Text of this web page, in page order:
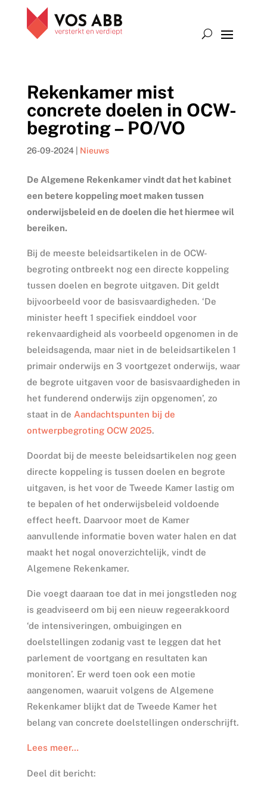
Rekenkamer mist
concrete doelen in OCW-
begroting – PO/VO
26-09-2024| Nieuws
De Algemene Rekenkamer vindt dat het kabinet
een betere koppeling moet maken tussen
onderwijsbeleid en de doelen die het hiermee wil
bereiken.
Bij de meeste beleidsartikelen in de OCW-
begroting ontbreekt nog een directe koppeling
tussen doelen en begrote uitgaven. Dit geldt
bijvoorbeeld voor de basisvaardigheden. ‘De
minister heeft 1 specifiek einddoel voor
rekenvaardigheid als voorbeeld opgenomen in de
beleidsagenda, maar niet in de beleidsartikelen 1
primair onderwijs en 3 voortgezet onderwijs, waar
de begrote uitgaven voor de basisvaardigheden in
het funderend onderwijs zijn opgenomen’, zo
staat in de Aandachtspunten bij de
ontwerpbegroting OCW 2025.
Doordat bij de meeste beleidsartikelen nog geen
directe koppeling is tussen doelen en begrote
uitgaven, is het voor de Tweede Kamer lastig om
te bepalen of het onderwijsbeleid voldoende
effect heeft. Daarvoor moet de Kamer
aanvullende informatie boven water halen en dat
maakt het nogal onoverzichtelijk, vindt de
Algemene Rekenkamer.
Die voegt daaraan toe dat in mei jongstleden nog
is geadviseerd om bij een nieuw regeerakkoord
‘de intensiveringen, ombuigingen en
doelstellingen zodanig vast te leggen dat het
parlement de voortgang en resultaten kan
monitoren’. Er werd toen ook een motie
aangenomen, waaruit volgens de Algemene
Rekenkamer blijkt dat de Tweede Kamer het
belang van concrete doelstellingen onderschrijft.
Lees meer…
Deel dit bericht: